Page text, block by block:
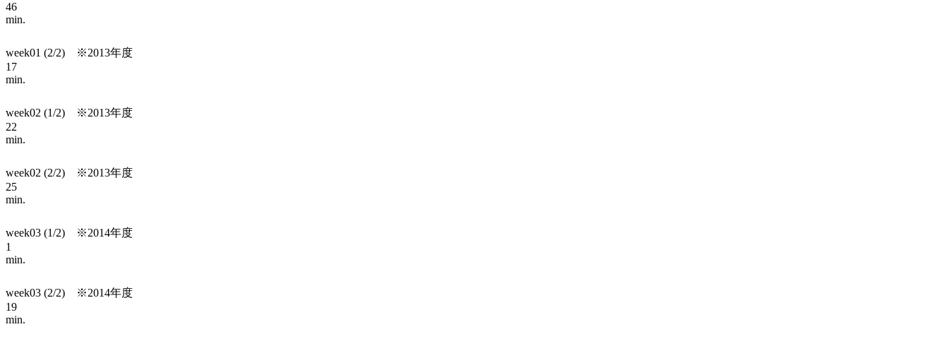
46
min.
week01 (2/2) ※2013年度
17
min.
week02 (1/2) ※2013年度
22
min.
week02 (2/2) ※2013年度
25
min.
week03 (1/2) ※2014年度
1
min.
week03 (2/2) ※2014年度
19
min.